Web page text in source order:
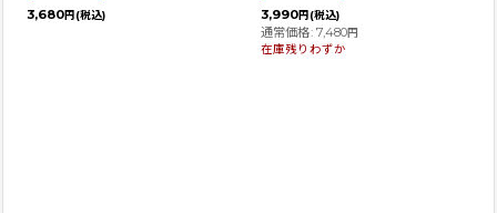
3,680円 (税込)
3,990円 (税込)
通常価格: 7,480円
在庫残りわずか